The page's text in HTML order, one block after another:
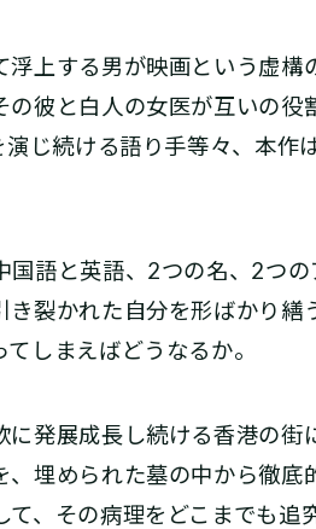
上する男が映画という虚構
の彼と白人の女医が互いの
演じ続ける語り手等々、本
語と英語、2つの名、2つ
裂かれた自分を形ばかり繕
しまえばどうなるか。
発展成長し続ける香港の街
埋められた墓の中から徹
、その病理をどこまでも